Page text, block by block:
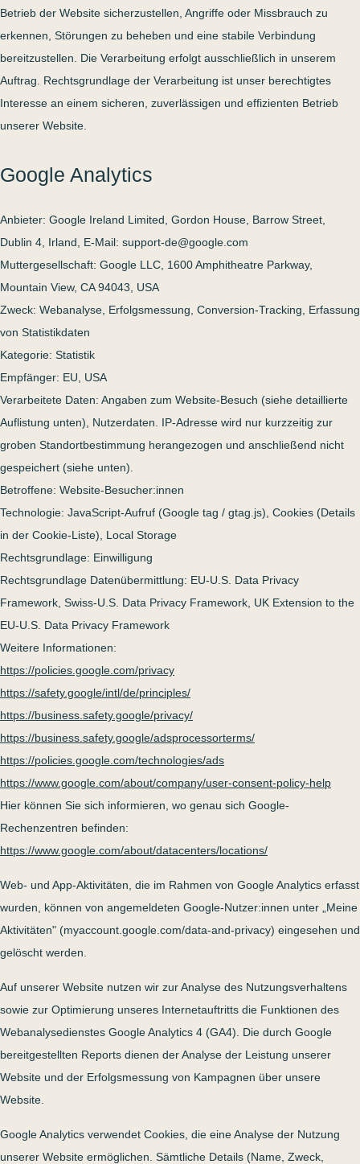
Betrieb der Website sicherzustellen, Angriffe oder Missbrauch zu
erkennen, Störungen zu beheben und eine stabile Verbindung
bereitzustellen. Die Verarbeitung erfolgt ausschließlich in unserem
Auftrag. Rechtsgrundlage der Verarbeitung ist unser berechtigtes
Interesse an einem sicheren, zuverlässigen und effizienten Betrieb
unserer Website.
Google Analytics
Anbieter: Google Ireland Limited, Gordon House, Barrow Street,
Dublin 4, Irland, E-Mail: support-de@google.com
Muttergesellschaft: Google LLC, 1600 Amphitheatre Parkway,
Mountain View, CA 94043, USA
Zweck: Webanalyse, Erfolgsmessung, Conversion-Tracking, Erfassung
von Statistikdaten
Kategorie: Statistik
Empfänger: EU, USA
Verarbeitete Daten: Angaben zum Website-Besuch (siehe detaillierte
Auflistung unten), Nutzerdaten. IP-Adresse wird nur kurzzeitig zur
groben Standortbestimmung herangezogen und anschließend nicht
gespeichert (siehe unten).
Betroffene: Website-Besucher:innen
Technologie: JavaScript-Aufruf (Google tag / gtag.js), Cookies (Details
in der Cookie-Liste), Local Storage
Rechtsgrundlage: Einwilligung
Rechtsgrundlage Datenübermittlung: EU-U.S. Data Privacy
Framework, Swiss-U.S. Data Privacy Framework, UK Extension to the
EU-U.S. Data Privacy Framework
Weitere Informationen:
https://policies.google.com/privacy
https://safety.google/intl/de/principles/
https://business.safety.google/privacy/
https://business.safety.google/adsprocessorterms/
https://policies.google.com/technologies/ads
https://www.google.com/about/company/user-consent-policy-help
Hier können Sie sich informieren, wo genau sich Google-
Rechenzentren befinden:
https://www.google.com/about/datacenters/locations/
Web- und App-Aktivitäten, die im Rahmen von Google Analytics erfasst
wurden, können von angemeldeten Google-Nutzer:innen unter „Meine
Aktivitäten" (myaccount.google.com/data-and-privacy) eingesehen und
gelöscht werden.
Auf unserer Website nutzen wir zur Analyse des Nutzungsverhaltens
sowie zur Optimierung unseres Internetauftritts die Funktionen des
Webanalysedienstes Google Analytics 4 (GA4). Die durch Google
bereitgestellten Reports dienen der Analyse der Leistung unserer
Website und der Erfolgsmessung von Kampagnen über unsere
Website.
Google Analytics verwendet Cookies, die eine Analyse der Nutzung
unserer Website ermöglichen. Sämtliche Details (Name, Zweck,